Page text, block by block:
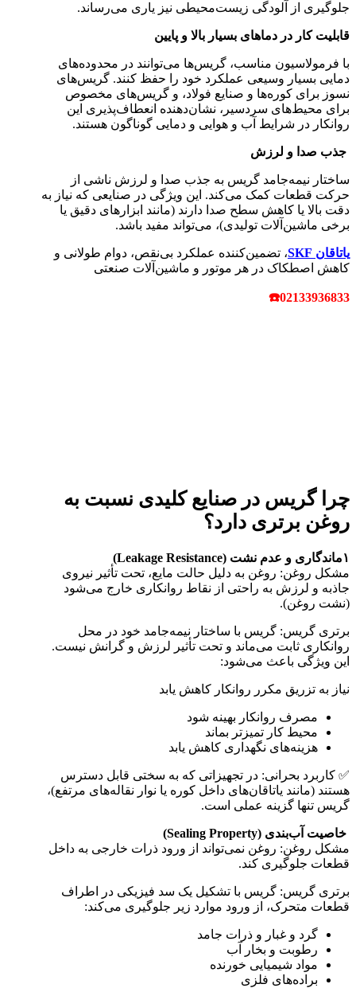
جلوگیری از آلودگی زیست‌محیطی نیز یاری می‌رساند.
قابلیت کار در دماهای بسیار بالا و پایین
با فرمولاسیون مناسب، گریس‌ها می‌توانند در محدوده‌های
دمایی بسیار وسیعی عملکرد خود را حفظ کنند. گریس‌های
نسوز برای کوره‌ها و صنایع فولاد، و گریس‌های مخصوص
برای محیط‌های سردسیر، نشان‌دهنده انعطاف‌پذیری این
روانکار در شرایط آب و هوایی و دمایی گوناگون هستند.
جذب صدا و لرزش
ساختار نیمه‌جامد گریس به جذب صدا و لرزش ناشی از
حرکت قطعات کمک می‌کند. این ویژگی در صنایعی که نیاز به
دقت بالا یا کاهش سطح صدا دارند (مانند ابزارهای دقیق یا
برخی ماشین‌آلات تولیدی)، می‌تواند مفید باشد.
یاتاقان‌ SKF
، تضمین‌کننده عملکرد بی‌نقص، دوام طولانی و
کاهش اصطکاک در هر موتور و ماشین‌آلات صنعتی
02133936833☎️
چرا گریس در صنایع کلیدی نسبت به
روغن برتری دارد؟
۱ماندگاری و عدم نشت (Leakage Resistance)
مشکل روغن: روغن به دلیل حالت مایع، تحت تأثیر نیروی
جاذبه و لرزش به راحتی از نقاط روانکاری خارج می‌شود
(نشت روغن).
برتری گریس: گریس با ساختار نیمه‌جامد خود در محل
روانکاری ثابت می‌ماند و تحت تأثیر لرزش و گرانش نیست.
این ویژگی باعث می‌شود:
نیاز به تزریق مکرر روانکار کاهش یابد
مصرف روانکار بهینه شود
محیط کار تمیزتر بماند
هزینه‌های نگهداری کاهش یابد
✅ کاربرد بحرانی: در تجهیزاتی که به سختی قابل دسترس
هستند (مانند یاتاقان‌های داخل کوره یا نوار نقاله‌های مرتفع)،
گریس تنها گزینه عملی است.
خاصیت آب‌بندی (Sealing Property)
مشکل روغن: روغن نمی‌تواند از ورود ذرات خارجی به داخل
قطعات جلوگیری کند.
برتری گریس: گریس با تشکیل یک سد فیزیکی در اطراف
قطعات متحرک، از ورود موارد زیر جلوگیری می‌کند:
گرد و غبار و ذرات جامد
رطوبت و بخار آب
مواد شیمیایی خورنده
براده‌های فلزی